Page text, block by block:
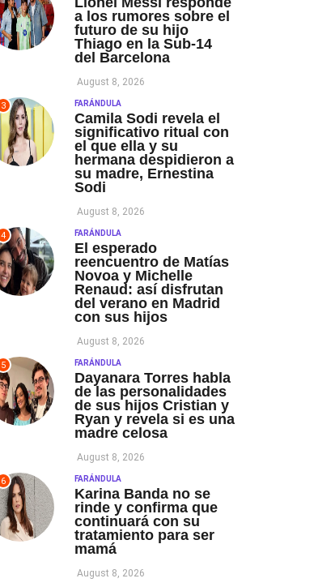
a los rumores sobre el
futuro de su hijo
Thiago en la Sub-14
del Barcelona
August 8, 2026
3 FARÁNDULA
Camila Sodi revela el
significativo ritual con
el que ella y su
hermana despidieron a
su madre, Ernestina
Sodi
August 8, 2026
4 FARÁNDULA
El esperado
reencuentro de Matías
Novoa y Michelle
Renaud: así disfrutan
del verano en Madrid
con sus hijos
August 8, 2026
5 FARÁNDULA
Dayanara Torres habla
de las personalidades
de sus hijos Cristian y
Ryan y revela si es una
madre celosa
August 8, 2026
6 FARÁNDULA
Karina Banda no se
rinde y confirma que
continuará con su
tratamiento para ser
mamá
August 8, 2026